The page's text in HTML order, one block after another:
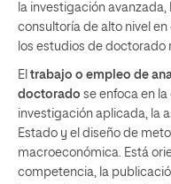
la investigación
consultoría de alto nivel
los estudios de doctorado
El trabajo o empleo de
doctorado se enfoca en
investigación aplicada, la
Estado y el diseño de
macroeconómica. Está
competencia, la